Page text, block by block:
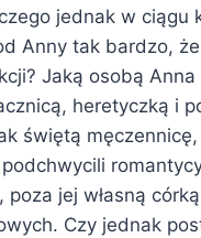
jednak w ciągu
Anny tak bardzo, że
Jaką osobą Anna
heretyczką i
świętą
jej własną
Czy jednak